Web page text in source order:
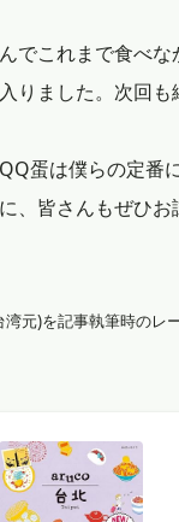
でこれまで食べな
りました。次回も
蛋は僕らの定番
、皆さんもぜひお
元)を記事執筆時のレ